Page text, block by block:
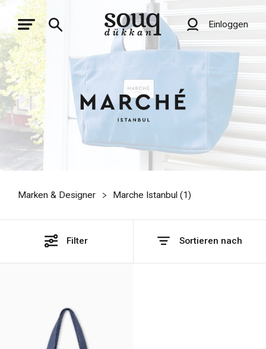
Einloggen
Marken & Designer Marche Istanbul (1)
Filter Sortieren nach